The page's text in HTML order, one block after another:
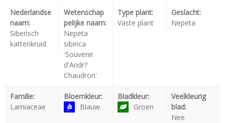
Nederlandse
naam:
Siberisch
kattenkruid
Wetenschap
pelijke naam:
Nepeta
sibirica
'Souvenir
d'Andr?
Chaudron'
Type plant:
Vaste plant
Geslacht:
Nepeta
Familie:
Lamiaceae
Bloemkleur:
Blauw
Bladkleur:
Groen
Veelkleurig
blad:
Nee